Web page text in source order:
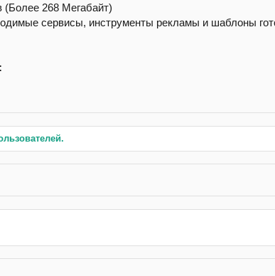
268 Мегабайт)
сервисы, инструменты рекламы и шаблоны